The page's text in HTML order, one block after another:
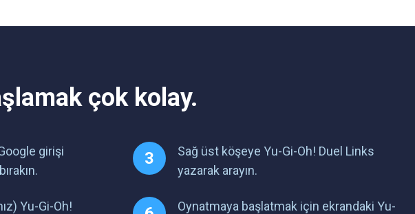
çok kolay.
girişi
Sağ üst köşeye Yu-Gi-Oh! Duel Links
yazarak arayın.
Yu-Gi-Oh!
Oynatmaya başlatmak için ekrandaki Yu-